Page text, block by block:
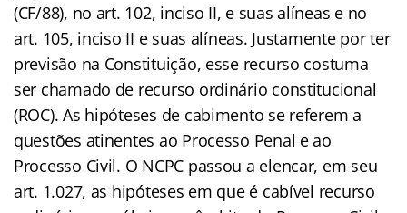
(CF/88), no art. 102, inciso II, e suas alíneas e no
art. 105, inciso II e suas alíneas. Justamente por ter
previsão na Constituição, esse recurso costuma
ser chamado de recurso ordinário constitucional
(ROC). As hipóteses de cabimento se referem a
questões atinentes ao Processo Penal e ao
Processo Civil. O NCPC passou a elencar, em seu
art. 1.027, as hipóteses em que é cabível recurso